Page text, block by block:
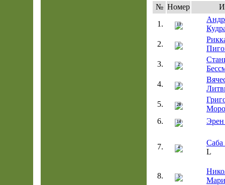
№ Номер
1.
13
2.
1
3.
2
4.
3
5.
20
6.
14
7. 4
Саба
8. 5